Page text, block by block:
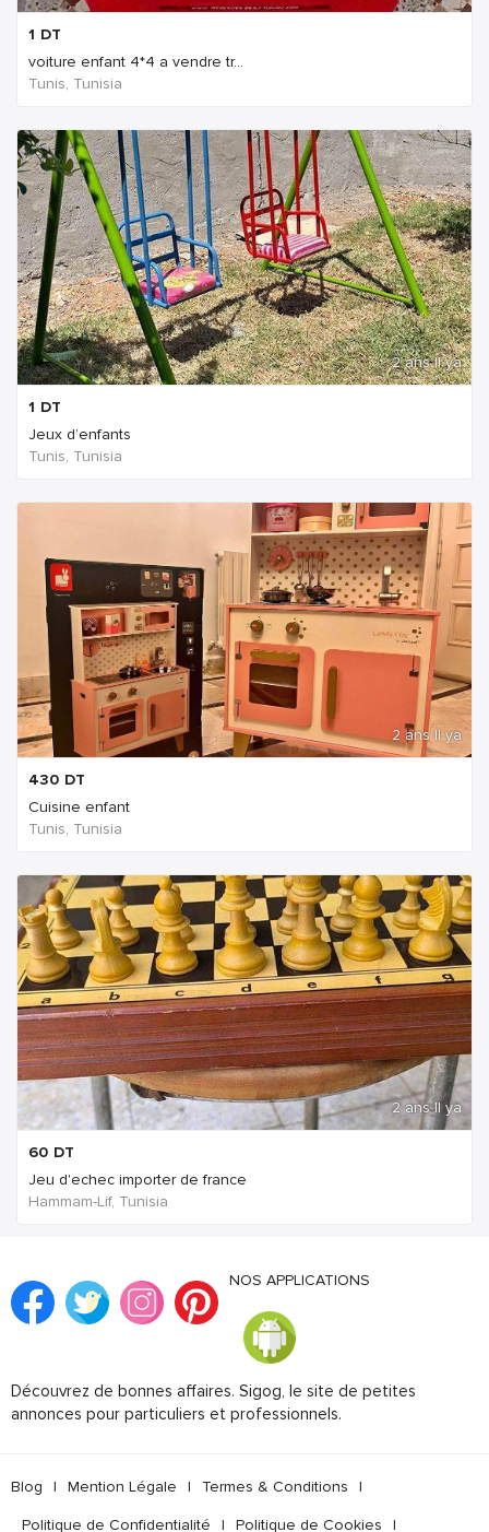
1 DT
voiture enfant 4*4 a vendre tr...
Tunis, Tunisia
2 ans Il ya
1 DT
Jeux d’enfants
Tunis, Tunisia
2 ans Il ya
430 DT
Cuisine enfant
Tunis, Tunisia
2 ans Il ya
60 DT
Jeu d'echec importer de france
Hammam-Lif, Tunisia
NOS APPLICATIONS
Découvrez de bonnes affaires. Sigog, le site de petites
annonces pour particuliers et professionnels.
Blog | Mention Légale | Termes & Conditions |
Politique de Confidentialité | Politique de Cookies |